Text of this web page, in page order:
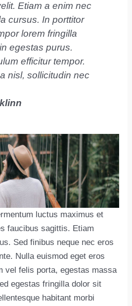
Etiam a enim nec
cursus. In porttitor
lorem fringilla
egestas purus.
efficitur tempor.
nisl, sollicitudin nec
luctus maximus et
faucibus sagittis. Etiam
Sed finibus neque nec eros
Nulla euismod eget eros
vel felis porta, egestas massa
egestas fringilla dolor sit
habitant morbi